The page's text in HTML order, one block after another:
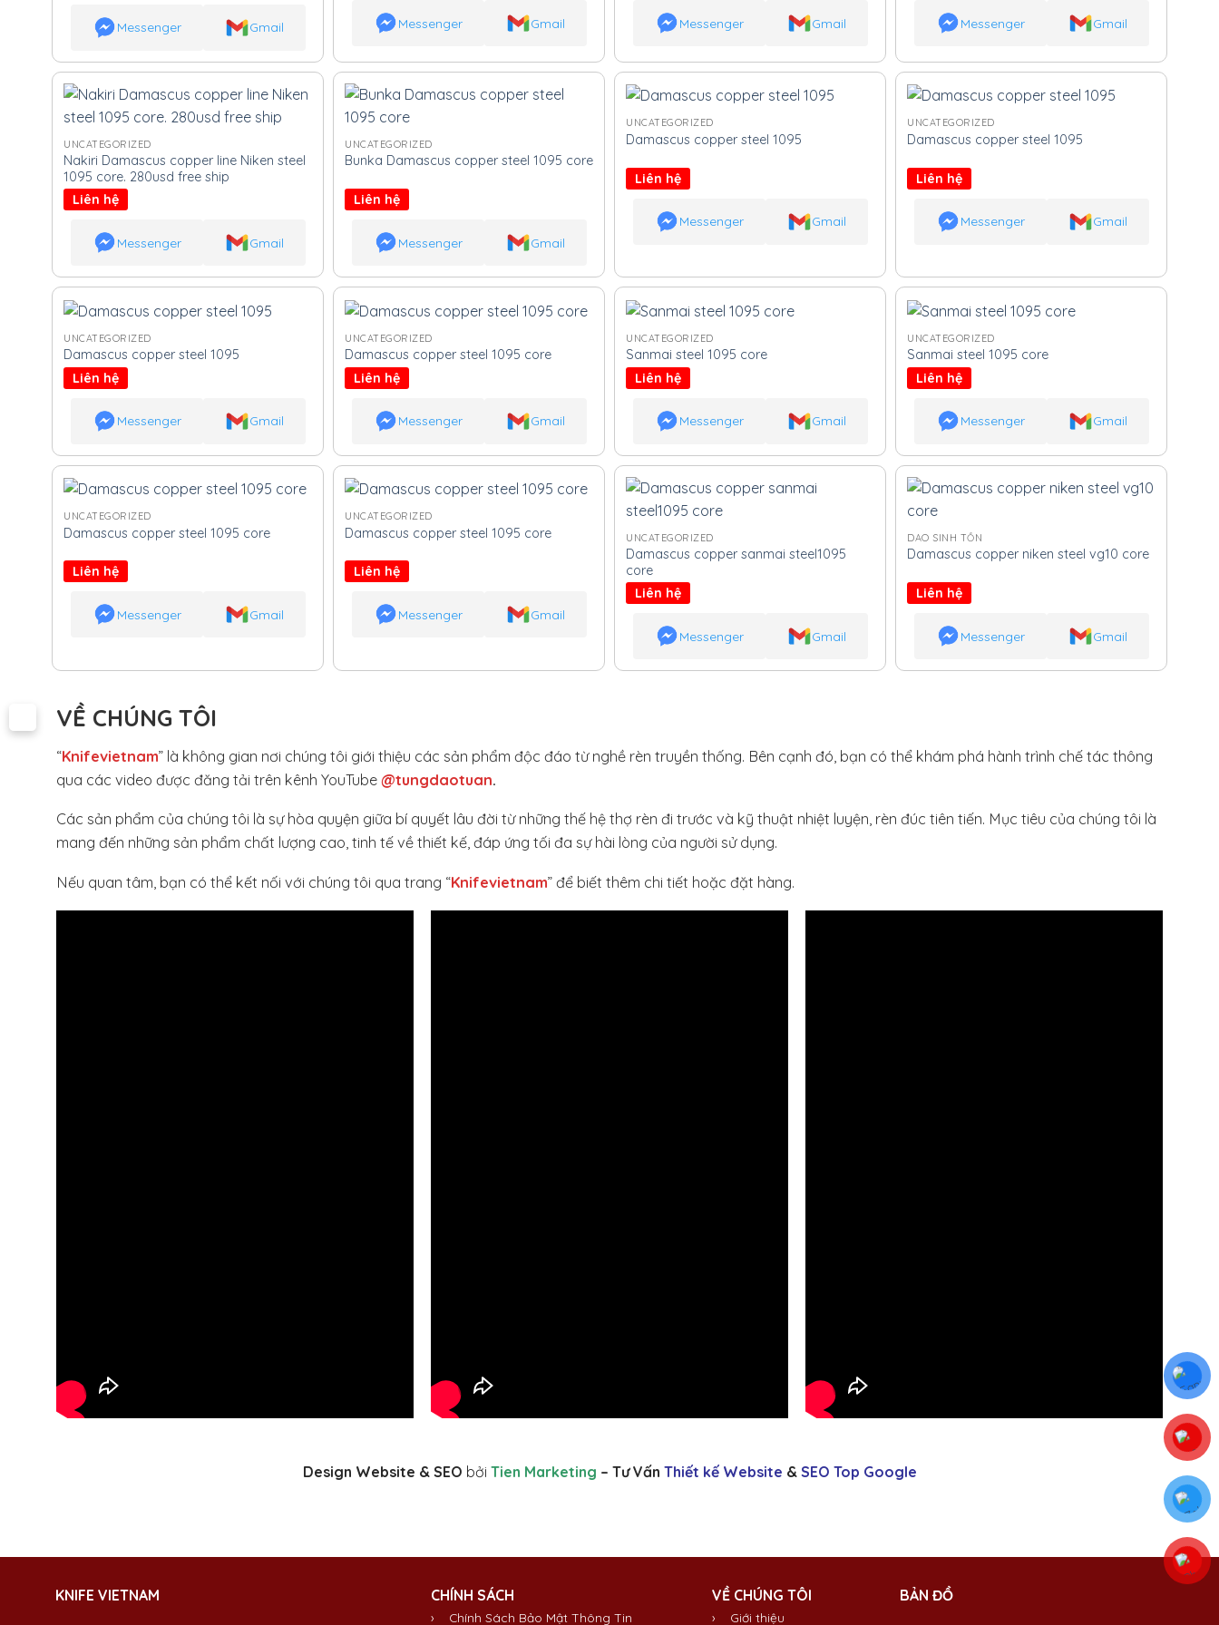
Messenger Gmail Messenger Gmail Messenger Gmail Messenger Gmail
UNCATEGORIZED
Nakiri Damascus copper line Niken steel
1095 core. 280usd free ship
Liên hệ
Messenger Gmail
UNCATEGORIZED
Bunka Damascus copper steel 1095 core
Liên hệ
Messenger Gmail
UNCATEGORIZED
Damascus copper steel 1095
Liên hệ
Messenger Gmail
UNCATEGORIZED
Damascus copper steel 1095
Liên hệ
Messenger Gmail
UNCATEGORIZED
Damascus copper steel 1095
Liên hệ
Messenger Gmail
UNCATEGORIZED
Damascus copper steel 1095 core
Liên hệ
Messenger Gmail
UNCATEGORIZED
Sanmai steel 1095 core
Liên hệ
Messenger Gmail
UNCATEGORIZED
Sanmai steel 1095 core
Liên hệ
Messenger Gmail
UNCATEGORIZED
Damascus copper steel 1095 core
Liên hệ
Messenger Gmail
UNCATEGORIZED
Damascus copper steel 1095 core
Liên hệ
Messenger Gmail
UNCATEGORIZED
Damascus copper sanmai steel1095
core
Liên hệ
Messenger Gmail
DAO SINH TỒN
Damascus copper niken steel vg10 core
Liên hệ
Messenger Gmail
VỀ CHÚNG TÔI
“Knifevietnam” là không gian nơi chúng tôi giới thiệu các sản phẩm độc đáo từ nghề rèn truyền thống. Bên cạnh đó, bạn có thể khám phá hành trình chế tác thông
qua các video được đăng tải trên kênh YouTube @tungdaotuan.
Các sản phẩm của chúng tôi là sự hòa quyện giữa bí quyết lâu đời từ những thế hệ thợ rèn đi trước và kỹ thuật nhiệt luyện, rèn đúc tiên tiến. Mục tiêu của chúng tôi là
mang đến những sản phẩm chất lượng cao, tinh tế về thiết kế, đáp ứng tối đa sự hài lòng của người sử dụng.
Nếu quan tâm, bạn có thể kết nối với chúng tôi qua trang “Knifevietnam” để biết thêm chi tiết hoặc đặt hàng.
Design Website & SEO bởi Tien Marketing – Tư Vấn Thiết kế Website & SEO Top Google
KNIFE VIETNAM CHÍNH SÁCH
› Chính Sách Bảo Mật Thông Tin
VỀ CHÚNG TÔI
› Giới thiệu
BẢN ĐỒ